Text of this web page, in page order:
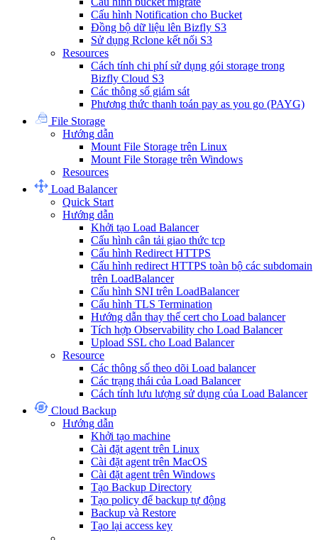
Cấu hình Notification cho Bucket
Đồng bộ dữ liệu lên Bizfly S3
Sử dụng Rclone kết nối S3
Resources
Cách tính chi phí sử dụng gói storage trong
Bizfly Cloud S3
Các thông số giám sát
Phương thức thanh toán pay as you go (PAYG)
File Storage
Hướng dẫn
Mount File Storage trên Linux
Mount File Storage trên Windows
Resources
Load Balancer
Quick Start
Hướng dẫn
Khởi tạo Load Balancer
Cấu hình cân tải giao thức tcp
Cấu hình Redirect HTTPS
Cấu hình redirect HTTPS toàn bộ các subdomain
trên LoadBalancer
Cấu hình SNI trên LoadBalancer
Cấu hình TLS Termination
Hướng dẫn thay thế cert cho Load balancer
Tích hợp Observability cho Load Balancer
Upload SSL cho Load Balancer
Resource
Các thông số theo dõi Load balancer
Các trạng thái của Load Balancer
Cách tính lưu lượng sử dụng của Load Balancer
Cloud Backup
Hướng dẫn
Khởi tạo machine
Cài đặt agent trên Linux
Cài đặt agent trên MacOS
Cài đặt agent trên Windows
Tạo Backup Directory
Tạo policy để backup tự động
Backup và Restore
Tạo lại access key